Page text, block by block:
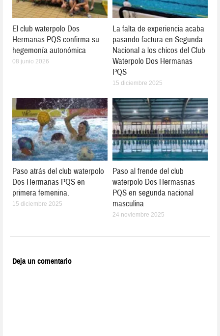
El club waterpolo Dos
Hermanas PQS confirma su
hegemonía autonómica
08 junio 2026
La falta de experiencia acaba
pasando factura en Segunda
Nacional a los chicos del Club
Waterpolo Dos Hermanas
PQS
15 diciembre 2025
Paso atrás del club waterpolo
Dos Hermanas PQS en
primera femenina.
15 diciembre 2025
Paso al frende del club
waterpolo Dos Hermasnas
PQS en segunda nacional
masculina
24 noviembre 2025
Deja un comentario